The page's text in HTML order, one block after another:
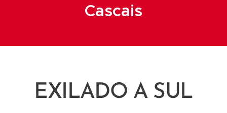
Cascais
EXILADO A SUL